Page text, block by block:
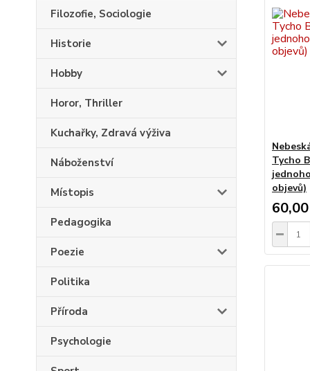
Filozofie, Sociologie
Historie
Hobby
Horor, Thriller
Kuchařky, Zdravá výživa
Náboženství
Místopis
Pedagogika
Poezie
Politika
Příroda
Psychologie
Tycho
objevů)